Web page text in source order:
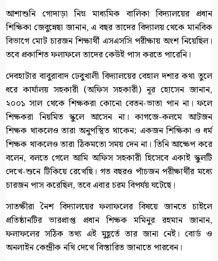
আশাশুনি গোদাড়া নিম্ন মাধ্যমিক বালিকা বিদ্যালয়ের প্রধান
শিক্ষিকা জেবুন্নেছা জানান, এ বছর তাদের বিদ্যালয় থেকে মানবিক
বিভাগে মোট চারজন শিক্ষার্থী এসএসসি পরীক্ষায় অংশ নিয়েছিল।
তবে প্রকাশিত ফলাফলে তাদের কেউই পাস করতে পারেনি।
দেবহাটার বাবুরাবাদ ঢেবুখালী বিদ্যালয়ের বেহাল দশার কথা তুলে
ধরে কার্যালয় সহকারী (অফিস সহকারী) নূর হোসেন জানান,
২০০১ সাল থেকে শিক্ষকরা কোনো বেতন-ভাতা পান না। ফলে
শিক্ষকরা নিয়মিত স্কুলে আসেন না। কাগজে-কলমে আটজন
শিক্ষক থাকলেও তারা অনুপস্থিত থাকেন; একজন শিক্ষিকা ও ধর্ম
শিক্ষক থাকলেও তারা ঠিকমতো সময় দেন না। তিনি আক্ষেপ করে
বলেন, বলতে গেলে আমি অফিস সহকারী হিসেবে একাই স্কুলটি
দেখে-শুনে টিকিয়ে রেখেছি। গত বছরও পাঁচজন পরীক্ষার্থীর মধ্যে
চারজন পাস করেছিল, তবে এবার চরম বিপর্যয় ঘটেছে।
সাতক্ষীরা নৈশ বিদ্যালয়ের ফলাফলের বিষয়ে জানতে চাইলে
প্রতিষ্ঠানটির ভারপ্রাপ্ত প্রধান শিক্ষক মমিনুর রহমান জানান,
ফলাফলের সঠিক তথ্য এই মুহূর্তে তার জানা নেই। বোর্ড ও
অনলাইন কেন্দ্রীক নথি দেখে বিস্তারিত জানাতে পারবেন।